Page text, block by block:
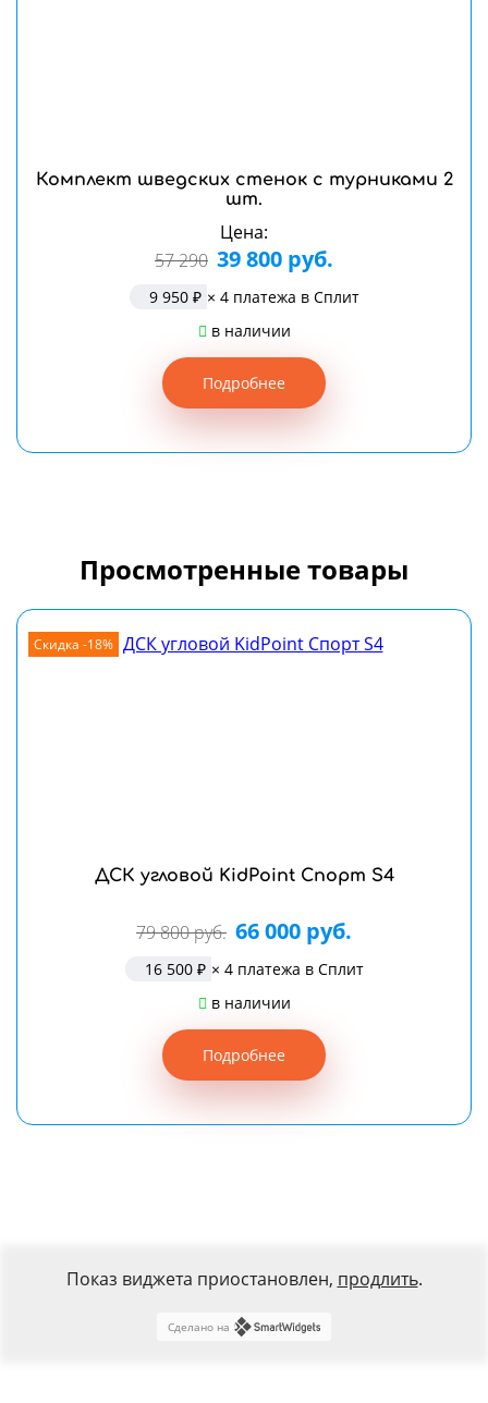
Комплект шведских стенок с турниками 2
шт.
Цена:
57 290 39 800 руб.
9 950 ₽ × 4 платежа в Сплит
в наличии
Подробнее
Просмотренные товары
Скидка -18%
ДСК угловой KidPoint Спорт S4
79 800 руб. 66 000 руб.
16 500 ₽ × 4 платежа в Сплит
в наличии
Подробнее
Показ виджета приостановлен, продлить.
Сделано на